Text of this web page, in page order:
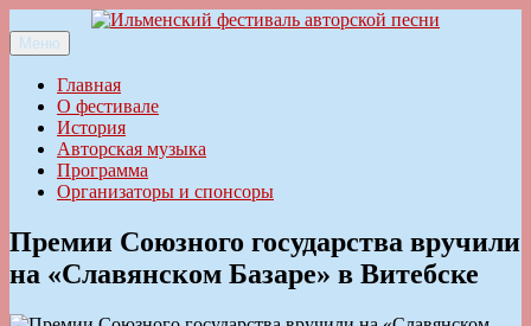
к
содержимому
Ильменский фестиваль авторской песни
Меню
Главная
О фестивале
История
Авторская музыка
Программа
Организаторы и спонсоры
Премии Союзного государства вручили
на «Славянском Базаре» в Витебске